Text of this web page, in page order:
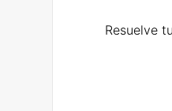
Resuelve